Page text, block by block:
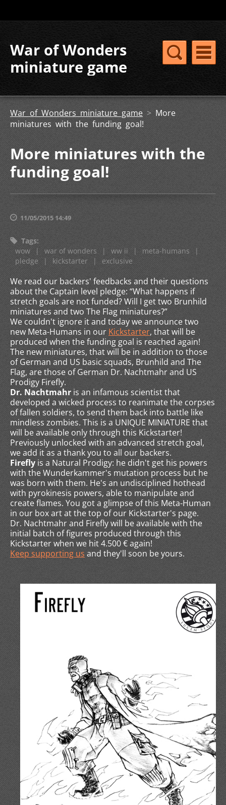
War of Wonders
miniature game
War of Wonders miniature game > More
miniatures with the funding goal!
More miniatures with the
funding goal!
11/05/2015 14:49
Tags:
wow
| war of wonders | ww ii | meta-humans
|
pledge
| kickstarter | exclusive
We read our backers' feedbacks and their questions
about the Captain level pledge: “What happens if
stretch goals are not funded? Will I get two Brunhild
miniatures and two The Flag miniatures?”
We couldn't ignore it and today we announce two
new Meta-Humans in our Kickstarter, that will be
produced when the funding goal is reached again!
The new miniatures, that will be in addition to those
of German and US basic squads, Brunhild and The
Flag, are those of German Dr. Nachtmahr and US
Prodigy Firefly.
Dr. Nachtmahr is an infamous scientist that
developed a wicked process to reanimate the corpses
of fallen soldiers, to send them back into battle like
mindless zombies. This is a UNIQUE MINIATURE that
will be available only through this Kickstarter!
Previously unlocked with an advanced stretch goal,
we add it as a thank you to all our backers.
Firefly is a Natural Prodigy: he didn't get his powers
with the Wunderkammer's mutation process but he
was born with them. He's an undisciplined hothead
with pyrokinesis powers, able to manipulate and
create flames. You got a glimpse of this Meta-Human
in our box art at the top of our Kickstarter's page.
Dr. Nachtmahr and Firefly will be available with the
initial batch of figures produced through this
Kickstarter when we hit 4.500 € again!
Keep supporting us and they'll soon be yours.